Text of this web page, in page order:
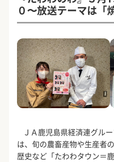
０〜放送テーマは「
ＪＡ鹿児島県経済連グル
は、旬の農畜産物や生産者
歴史など「たわわタウン＝